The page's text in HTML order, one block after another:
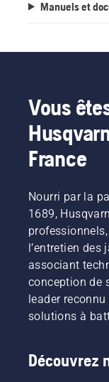
Manuels et
Vous
France
Nourri par la
1689,
l’entretien des
associant
conception de
leader
solutions à
Découvrez